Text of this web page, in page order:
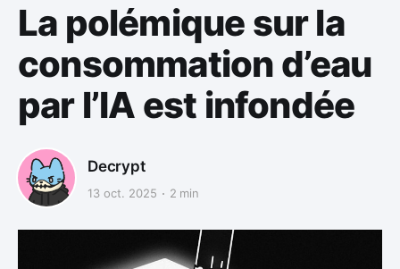
La polémique sur la
consommation d’eau
par l’IA est infondée
Decrypt
13 oct. 2025 2 min